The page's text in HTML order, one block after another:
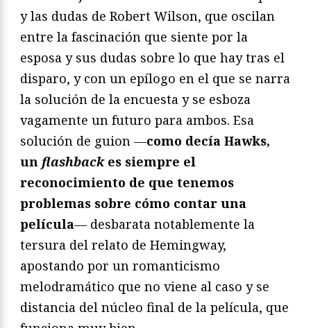
y las dudas de Robert Wilson, que oscilan
entre la fascinación que siente por la
esposa y sus dudas sobre lo que hay tras el
disparo, y con un epílogo en el que se narra
la solución de la encuesta y se esboza
vagamente un futuro para ambos. Esa
solución de guion —como decía Hawks,
un flashbackes siempre el
reconocimiento de que tenemos
problemas sobre cómo contar una
película— desbarata notablemente la
tersura del relato de Hemingway,
apostando por un romanticismo
melodramático que no viene al caso y se
distancia del núcleo final de la película, que